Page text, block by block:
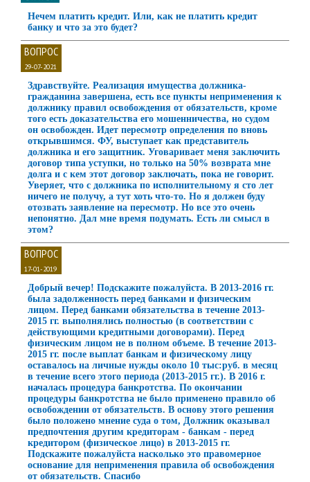
Нечем платить кредит. Или, как не платить кредит
банку и что за это будет?
ВОПРОС
29-07-2021
Здравствуйте. Реализация имущества должника-
гражданина завершена, есть все пункты неприменения к
должнику правил освобождения от обязательств, кроме
того есть доказательства его мошенничества, но судом
он освобожден. Идет пересмотр определения по вновь
открывшимся. ФУ, выступает как представитель
должника и его защитник. Уговаривает меня заключить
договор типа уступки, но только на 50% возврата мне
долга и с кем этот договор заключать, пока не говорит.
Уверяет, что с должника по исполнительному я сто лет
ничего не получу, а тут хоть что-то. Но я должен буду
отозвать заявление на пересмотр. Но все это очень
непонятно. Дал мне время подумать. Есть ли смысл в
этом?
ВОПРОС
17-01-2019
Добрый вечер! Подскажите пожалуйста. В 2013-2016 гг.
была задолженность перед банками и физическим
лицом. Перед банками обязательства в течение 2013-
2015 гг. выполнялись полностью (в соответствии с
действующими кредитными договорами). Перед
физическим лицом не в полном объеме. В течение 2013-
2015 гг. после выплат банкам и физическому лицу
оставалось на личные нужды около 10 тыс:руб. в месяц
в течение всего этого периода (2013-2015 гг.). В 2016 г.
началась процедура банкротства. По окончании
процедуры банкротства не было применено правило об
освобождении от обязательств. В основу этого решения
было положено мнение суда о том, Должник оказывал
предпочтения другим кредиторам - банкам - перед
кредитором (физическое лицо) в 2013-2015 гг.
Подскажите пожалуйста насколько это правомерное
основание для неприменения правила об освобождения
от обязательств. Спасибо